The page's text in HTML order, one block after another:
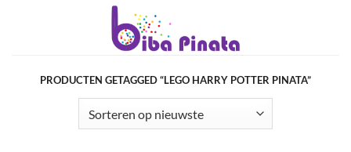
PRODUCTEN GETAGGED “LEGO HARRY POTTER PINATA”